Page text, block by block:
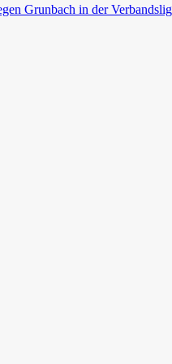
Grunbach in der